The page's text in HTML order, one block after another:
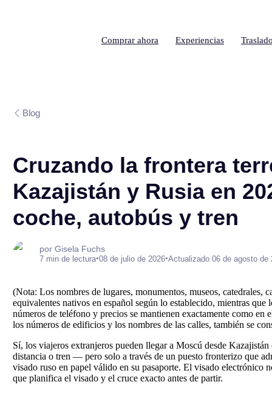
Comprar ahora Experiencias
Blog
Cruzando la frontera
Kazajistán y Rusia en
coche, autobús y tren
por Gisela Fuchs
7 min de lectura•08 de julio de 2026•Actualizado 06 de agosto de
(Nota: Los nombres de lugares, monumentos, museos, catedrales,
equivalentes nativos en español según lo establecido, mientras que
números de teléfono y precios se mantienen exactamente como
los números de edificios y los nombres de las calles, también se
Sí, los viajeros extranjeros pueden llegar a Moscú desde
distancia o tren — pero solo a través de un puesto fronterizo que
visado ruso en papel válido en su pasaporte. El visado electrónico
que planifica el visado y el cruce exacto antes de partir.